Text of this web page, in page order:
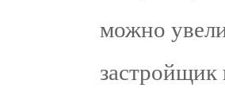
можно
застройщик